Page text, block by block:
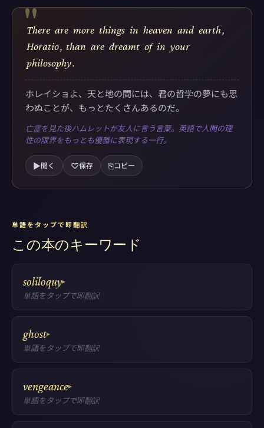
"
There are more things in heaven and earth,
Horatio, than are dreamt of in your
philosophy.
ホレイショよ、天と地の間には、君の哲学の夢にも思
わぬことが、もっとたくさんあるのだ。
亡霊を見た後ハムレットが友人に言う言葉。英語で人間の理
性の限界をもっとも優雅に表現する一行。
▶聞く ♡保存 ⎘コピー
単語をタップで即翻訳
この本のキーワード
soliloquy▸
単語をタップで即翻訳
ghost▸
単語をタップで即翻訳
vengeance▸
単語をタップで即翻訳